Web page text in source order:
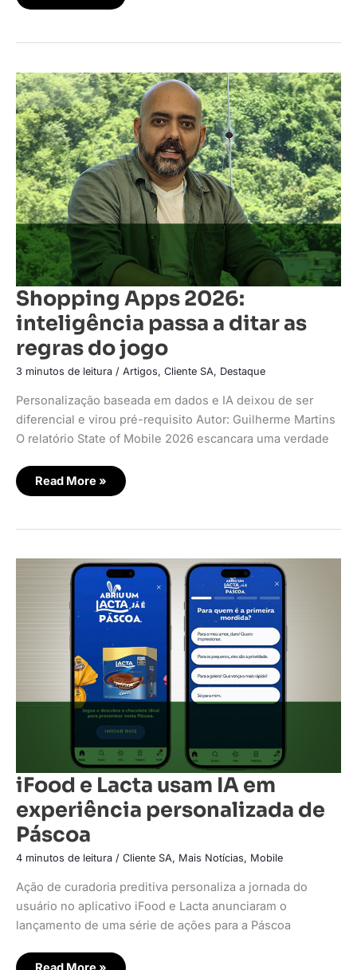
Shopping Apps 2026:
inteligência passa a ditar as
regras do jogo
3 minutos de leitura / Artigos, Cliente SA, Destaque
Personalização baseada em dados e IA deixou de ser
diferencial e virou pré-requisito Autor: Guilherme Martins
O relatório State of Mobile 2026 escancara uma verdade
Shopping
Apps
2026:
inteligência
passa
a
ditar
as
regras
do
jogo
Read More »
iFood e Lacta usam IA em
experiência personalizada de
Páscoa
4 minutos de leitura / Cliente SA, Mais Notícias, Mobile
Ação de curadoria preditiva personaliza a jornada do
usuário no aplicativo iFood e Lacta anunciaram o
lançamento de uma série de ações para a Páscoa
experiência
personalizada
Páscoa